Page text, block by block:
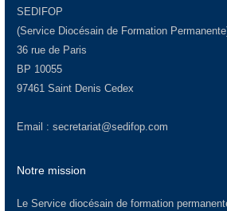
SEDIFOP
(Service Diocésain de Formation
36 rue de Paris
BP 10055
97461 Saint Denis Cedex
Email : secretariat@sedifop.com
Notre mission
Le Service diocésain de formation